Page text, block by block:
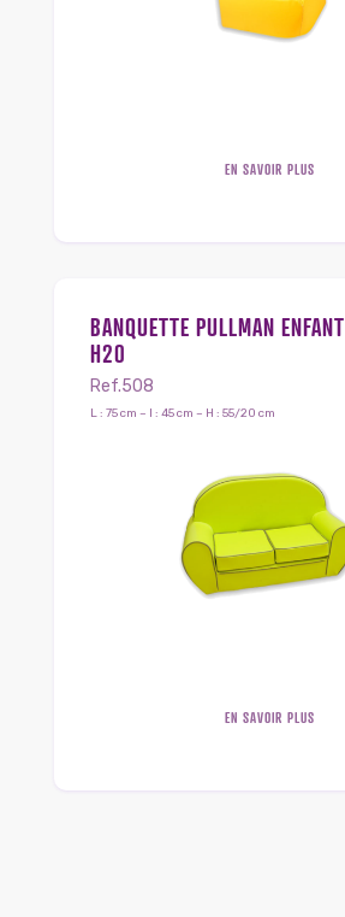
EN SAVOIR PLUS
BANQUETTE PULLMAN ENFANT
H20
Ref.508
L : 75 cm – l : 45 cm – H : 55/20 cm
EN SAVOIR PLUS